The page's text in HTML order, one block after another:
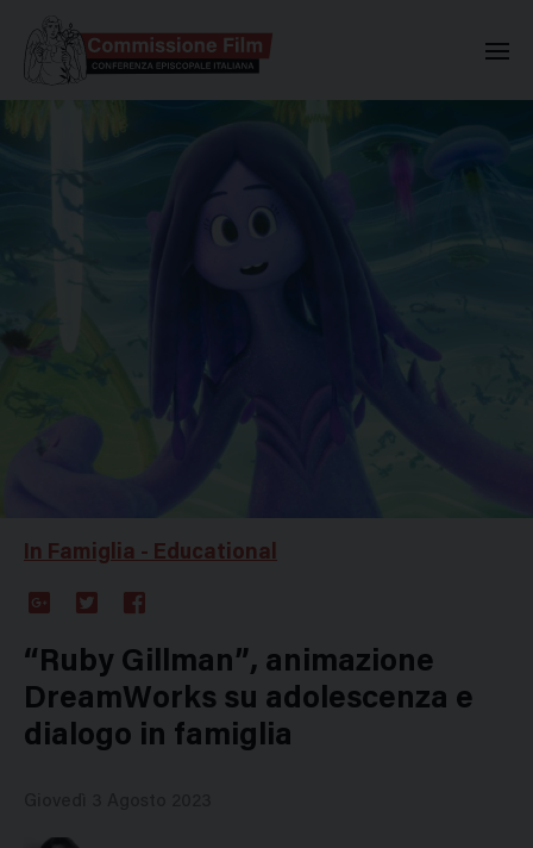
In Famiglia - Educational
Plus
“Ruby Gillman”, animazione
DreamWorks su adolescenza e
dialogo in famiglia